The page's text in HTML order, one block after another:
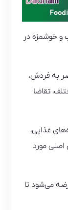
و خوشمزه در
به فردش،
تقاضا
غذایی،
اصلی مورد
می‌شود تا